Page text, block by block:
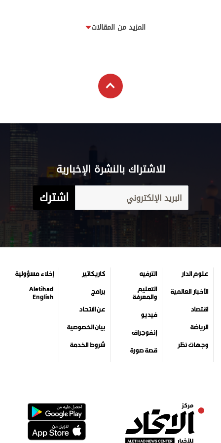
المزيد من المقالات
للاشتراك بالنشرة الإخبارية
اشترك
علوم الدار
الأخبار العالمية
اقتصاد
الرياضة
وجهات نظر
الترفيه
التعليم
والمعرفة
فيديو
إنفوجراف
قصة صورة
كاريكاتير
برامج
عن الاتحاد
بيان الخصوصية
شروط الخدمة
إخلاء مسؤولية
Aletihad
English